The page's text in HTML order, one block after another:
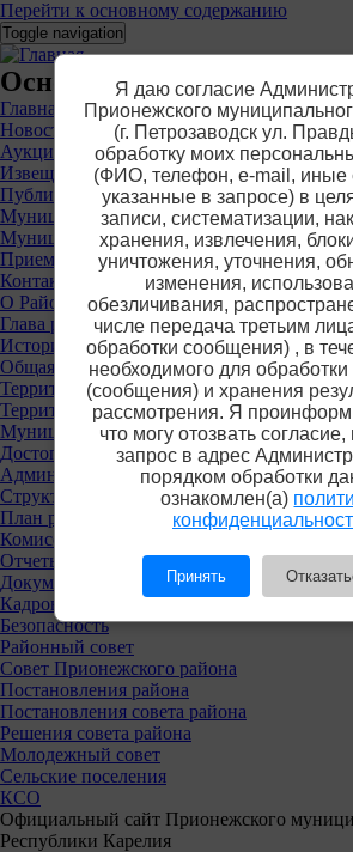
Перейти к основному содержанию
Toggle navigation
Я даю согласие
Прионежского
(г. Петрозаводск ул.
обработку моих
(ФИО, телефон, е-mail, иные
указанные в запросе) в
записи, систематизации,
хранения, извлечения,
уничтожения, уточнения,
изменения,
обезличивания,
числе передача третьим
обработки сообщения) , в
необходимого для
(сообщения) и хранения
рассмотрения. Я
что могу отозвать
запрос в адрес
порядком обработки
ознакомлен(а)
Принять
Основное меню
Главная
Новости
Аукционы
Извещения о предоставлении участков
Публичные слушания
Муниципальные услуги
Муниципальный контроль
Приемная
Контакты
О Районе
Глава района
История
Общая информация
Территориальные органы власти
Территориальная избирательная комиссия
Муниципальные учреждения
Достопримечательности
Администрация района
Структура
План работы
Комиссии
Отчеты
Документы
Кадровая политика
Безопасность
Районный совет
Совет Прионежского района
Постановления района
Постановления совета района
Решения совета района
Молодежный совет
Сельские поселения
КСО
Официальный сайт Прионежского
Республики Карелия